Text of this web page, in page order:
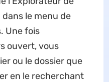
le menu de
Une fois
ouvert, vous
ou le dossier que
en le recherchant